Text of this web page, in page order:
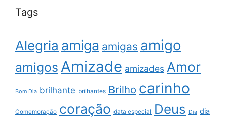
Tags
Alegria amiga amigas amigo
amigos Amizade amizades Amor
Bom Dia brilhante brilhantes Brilho carinho
Comemoração coração data especial Deus Dia dia